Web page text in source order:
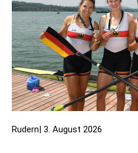
Rudern| 3. August 2026